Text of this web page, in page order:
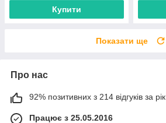
Купити
Показати ще
Про нас
92% позитивних з 214 відгуків за рік
Працює з 25.05.2016